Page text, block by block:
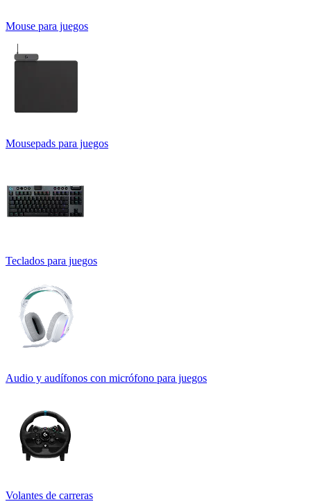
Mouse para juegos
Mousepads para juegos
Teclados para juegos
Audio y audífonos con micrófono para juegos
Volantes de carreras